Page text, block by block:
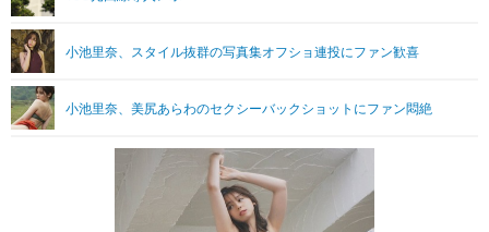
グラビア ブログ
ショッピング その他
プッシュ通知の停止方法
小池里奈、スタイル抜群の写真集オフショ連投にファン歓喜
小池里奈、美尻あらわのセクシーバックショットにファン悶絶